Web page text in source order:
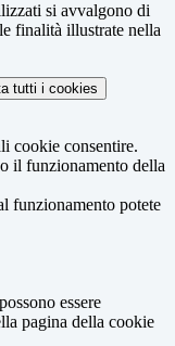
si avvalgono di
finalità illustrate nella
tutti i cookies
cookie consentire.
il funzionamento della
funzionamento potete
essere
pagina della cookie